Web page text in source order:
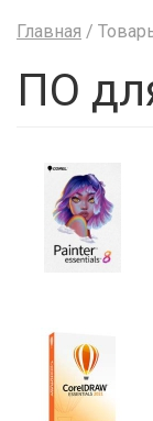
Главная /
ПО